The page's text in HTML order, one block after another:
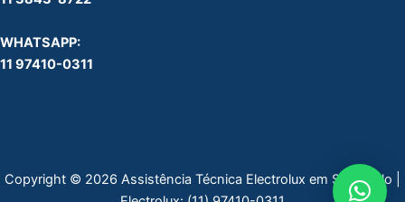
WHATSAPP:
11 97410-0311
Copyright © 2026 Assistência Técnica Electrolux em São Paulo |